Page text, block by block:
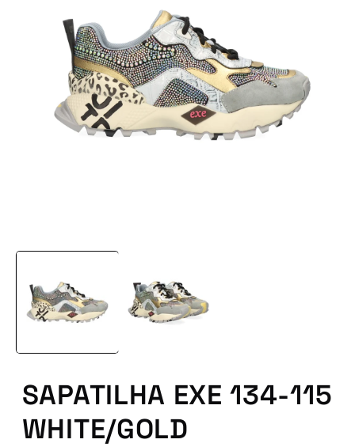
conteúdo
em
modal
SAPATILHA EXE 134-115
WHITE/GOLD